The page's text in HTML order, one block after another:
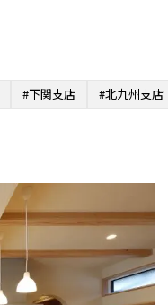
#下関支店 #北九州支店